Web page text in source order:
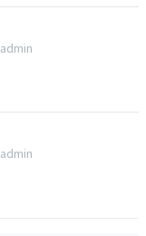
admin
admin